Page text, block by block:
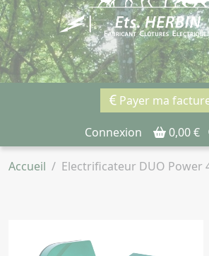
Payer ma
Connexion 0,00 €
Accueil Electrificateur DUO Power